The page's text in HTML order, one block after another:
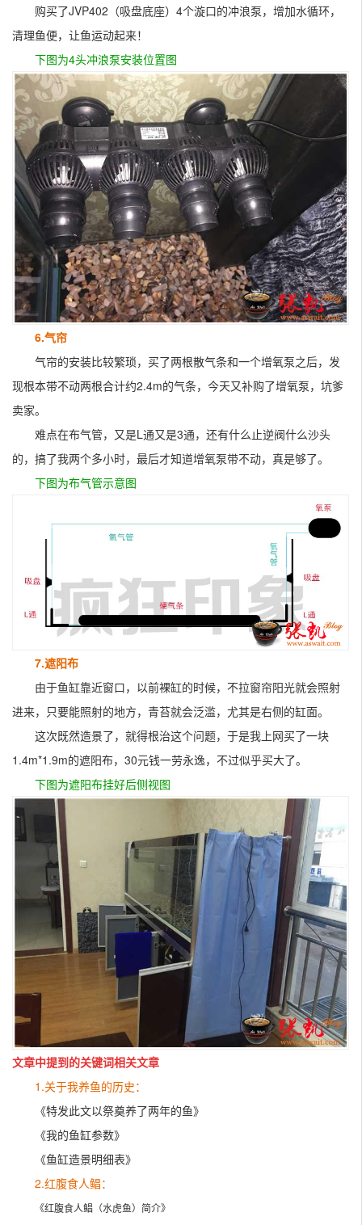
购买了JVP402（吸盘底座）4个漩口的冲浪泵，增加水循环，
清理鱼便，让鱼运动起来！
下图为4头冲浪泵安装位置图
6.气帘
气帘的安装比较繁琐，买了两根散气条和一个增氧泵之后，发
现根本带不动两根合计约2.4m的气条，今天又补购了增氧泵，坑爹
卖家。
难点在布气管，又是L通又是3通，还有什么止逆阀什么沙头
的，搞了我两个多小时，最后才知道增氧泵带不动，真是够了。
下图为布气管示意图
7.遮阳布
由于鱼缸靠近窗口，以前裸缸的时候，不拉窗帘阳光就会照射
进来，只要能照射的地方，青苔就会泛滥，尤其是右侧的缸面。
这次既然造景了，就得根治这个问题，于是我上网买了一块
1.4m*1.9m的遮阳布，30元钱一劳永逸，不过似乎买大了。
下图为遮阳布挂好后侧视图
文章中提到的关键词相关文章
1.关于我养鱼的历史：
《特发此文以祭奠养了两年的鱼》
《我的鱼缸参数》
《鱼缸造景明细表》
2.红腹食人鲳：
《红腹食人鲳（水虎鱼）简介》